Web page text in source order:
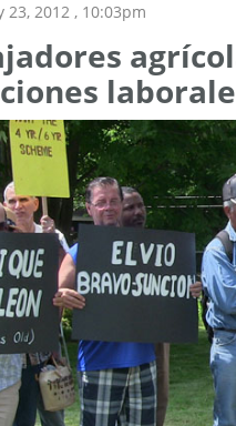
23, 2012 , 10:03pm